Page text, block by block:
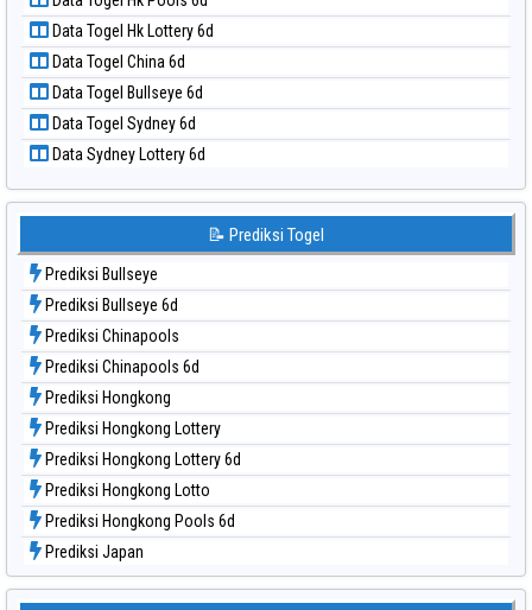
Data Togel Nagoya
Data Togel North Carolina Day
Data Togel Pcso
Data Togel Sao Paulo
Data Togel Singapore
Data Togel Sydney
Data Togel Sydney Lottery
Data Togel Sydney Lottery 6d
Data Togel Sydney Lotto
Data Togel Sydney Pools 6d
Data Togel Taipei
Data Togel Taiwan
Data Togel Hk Lottery 6d
Data Togel China 6d
Data Togel Bullseye 6d
Data Togel Sydney 6d
Data Sydney Lottery 6d
📝 Prediksi Togel
Prediksi Bullseye
Prediksi Bullseye 6d
Prediksi Chinapools
Prediksi Chinapools 6d
Prediksi Hongkong
Prediksi Hongkong Lottery
Prediksi Hongkong Lottery 6d
Prediksi Hongkong Lotto
Prediksi Hongkong Pools 6d
Prediksi Japan
Prediksi Japan 6d